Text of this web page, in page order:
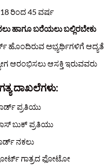
ರಿಂದ 45 ವರ್ಷ
ಹಾಗೂ ಬರೆಯಲು ಬಲ್ಲಿರಬೇಕು
ಹೊಂದಿರುವ ಅಭ್ಯರ್ಥಿಗಳಿಗೆ ಆದ್ಯತೆ
ಆರಂಭಿಸಲು ಆಸಕ್ತಿ ಇರುವವರು
ದಾಖಲೆಗಳು:
ಪ್ರತಿಯು
ಬುಕ್ ಪ್ರತಿಯು
ನಕಲು
ಗಾತ್ರದ ಫೋಟೋ